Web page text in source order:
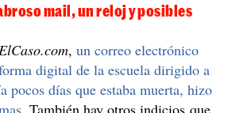
mail, un reloj y posibles
ElCaso.com, un correo electrónico
digital de la escuela dirigido a
pocos días que estaba muerta, hizo
También hay otros indicios que